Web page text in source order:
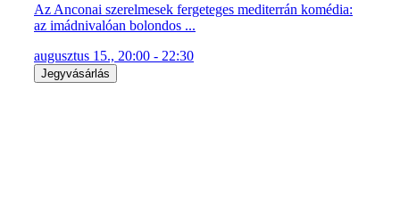
Az Anconai szerelmesek fergeteges mediterrán komédia:
az imádnivalóan bolondos ...
augusztus 15., 20:00 - 22:30
Jegyvásárlás